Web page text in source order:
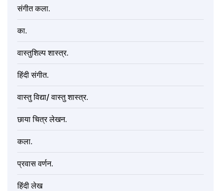
संगीत कला.
का.
वास्तुशिल्प शास्त्र.
हिंदी संगीत.
वास्तु विद्या/ वास्तु शास्त्र.
छाया चित्र लेखन.
कला.
प्रवास वर्णन.
हिंदी लेख